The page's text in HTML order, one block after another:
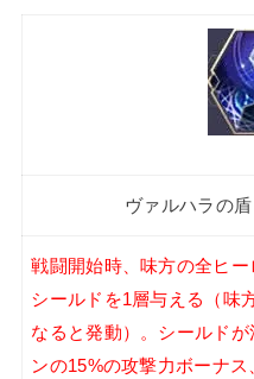
ヴァルハラの盾
戦闘開始時、味方の全ヒ
シールドを1層与える（味
なると発動）。シールド
ンの15%の攻撃力ボーナス